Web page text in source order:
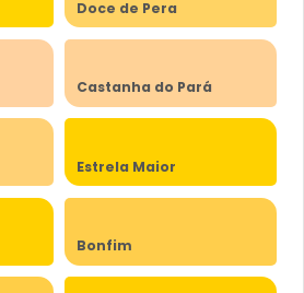
Doce de Pera
Castanha do Pará
Estrela Maior
Bonfim